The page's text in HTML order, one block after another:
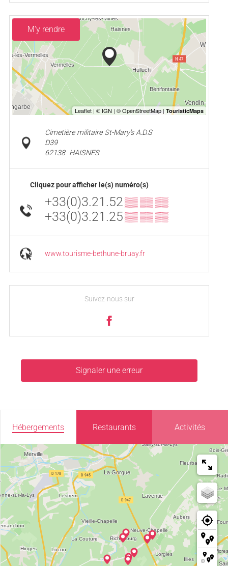
M'y rendre
Cimetière militaire St-Mary's A.D.S
D39
62138 HAISNES
Cliquez pour afficher le(s) numéro(s)
+33(0)3.21.52▒▒ ▒▒ ▒▒
+33(0)3.21.25▒▒ ▒▒ ▒▒
www.tourisme-bethune-bruay.fr
Suivez-nous sur
Signaler une erreur
Hébergements Restaurants Activités